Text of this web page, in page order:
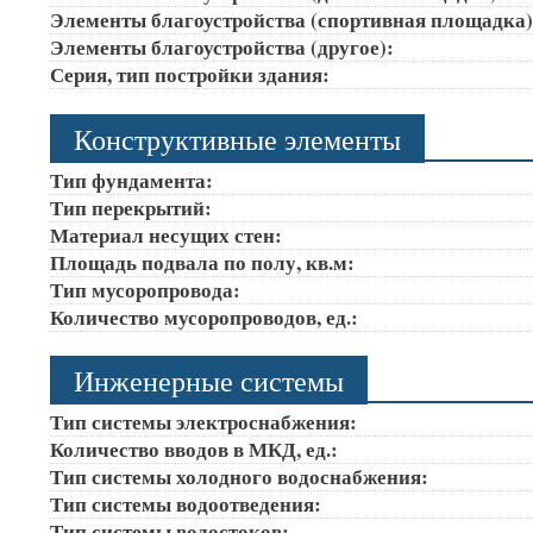
Элементы благоустройства (спортивная
Элементы благоустройства (другое):
Серия, тип постройки здания:
Конструктивные элементы
Тип фундамента:
Тип перекрытий:
Материал несущих стен:
Площадь подвала по полу, кв.м:
Тип мусоропровода:
Количество мусоропроводов, ед.:
Инженерные системы
Тип системы электроснабжения:
Количество вводов в МКД, ед.:
Тип системы холодного водоснабжения:
Тип системы водоотведения: